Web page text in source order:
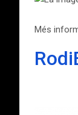
Més